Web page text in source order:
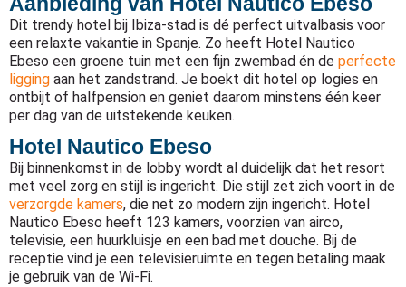
Dit trendy hotel bij Ibiza-stad is dé perfect uitvalbasis voor
een relaxte vakantie in Spanje. Zo heeft Hotel Nautico
Ebeso een groene tuin met een fijn zwembad én de perfecte
ligging aan het zandstrand. Je boekt dit hotel op logies en
ontbijt of halfpension en geniet daarom minstens één keer
per dag van de uitstekende keuken.
Hotel Nautico Ebeso
Bij binnenkomst in de lobby wordt al duidelijk dat het resort
met veel zorg en stijl is ingericht. Die stijl zet zich voort in de
verzorgde kamers, die net zo modern zijn ingericht. Hotel
Nautico Ebeso heeft 123 kamers, voorzien van airco,
televisie, een huurkluisje en een bad met douche. Bij de
receptie vind je een televisieruimte en tegen betaling maak
je gebruik van de Wi-Fi.